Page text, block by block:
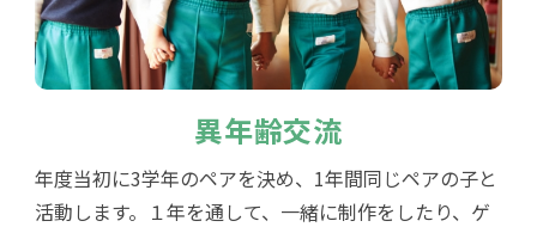
異年齢交流
年度当初に3学年のペアを決め、1年間同じペアの子と
活動します。１年を通して、一緒に制作をしたり、ゲ